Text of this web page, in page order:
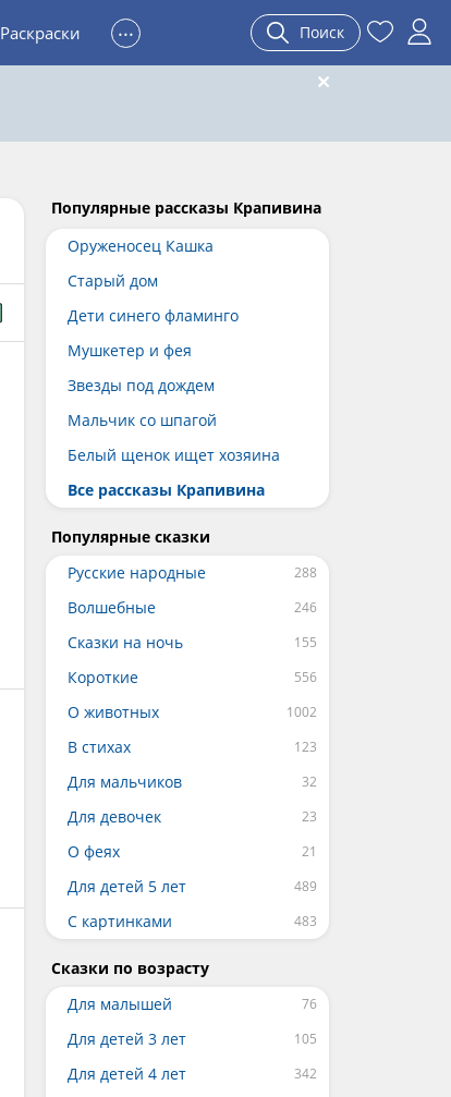
Раскраски ... Поиск
Популярные рассказы Крапивина
Оруженосец Кашка
Старый дом
Дети синего фламинго
Мушкетер и фея
Звезды под дождем
Мальчик со шпагой
Белый щенок ищет хозяина
Все рассказы Крапивина
Популярные сказки
Русские народные
Волшебные
Сказки на ночь
Короткие
О животных
В стихах
Для мальчиков
Для девочек
О феях
Для детей 5 лет
С картинками
Сказки по возрасту
Для малышей
Для детей 3 лет
Для детей 4 лет